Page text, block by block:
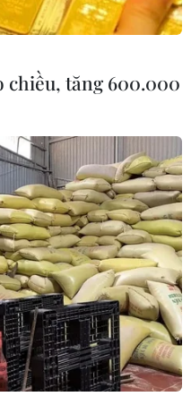
cúm song
19
cúm song song với
phó với đại dịch,
phát các ca nhiễm
chiều, tăng 600.000